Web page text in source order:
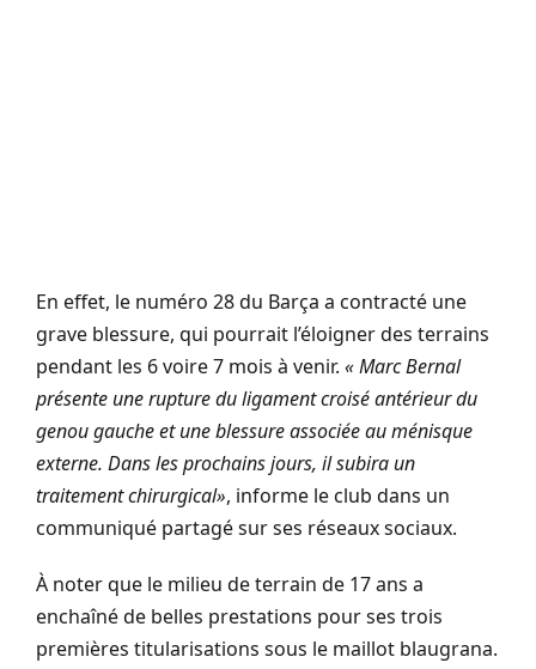
En effet, le numéro 28 du Barça a contracté une
grave blessure, qui pourrait l’éloigner des terrains
pendant les 6 voire 7 mois à venir. « Marc Bernal
présente une rupture du ligament croisé antérieur du
genou gauche et une blessure associée au ménisque
externe. Dans les prochains jours, il subira un
traitement chirurgical», informe le club dans un
communiqué partagé sur ses réseaux sociaux.
À noter que le milieu de terrain de 17 ans a
enchaîné de belles prestations pour ses trois
premières titularisations sous le maillot blaugrana.